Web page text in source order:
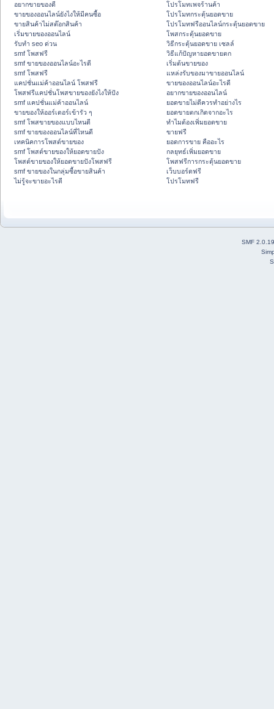
อยากขายของดี
ขายของออนไลน์ยังไงให้มีคนซื้อ
ขายสินค้าไม่สต๊อกสินค้า
เริ่มขายของออนไลน์
รับทำ seo ด่วน
smf โพสฟรี
smf ขายของออนไลน์อะไรดี
smf โพสฟรี
แคปชั่นแม่ค้าออนไลน์ โพสฟรี
โพสฟรีแคปชั่นโพสขายของยังไงให้ปัง
smf แคปชั่นแม่ค้าออนไลน์
ขายของให้ออร์เดอร์เข้ารัว ๆ
smf โพสขายของแบบไหนดี
smf ขายของออนไลน์ที่ไหนดี
เทคนิคการโพสต์ขายของ
smf โพสต์ขายของให้ยอดขายปัง
โพสต์ขายของให้ยอดขายปังโพสฟรี
smf ขายของในกลุ่มซื้อขายสินค้า
ไม่รู้จะขายอะไรดี
โปรโมทเพจร้านค้า
โปรโมทกระตุ้นยอดขาย
โปรโมทฟรีออนไลน์กระตุ้นยอดขาย
โพสกระตุ้นยอดขาย
วิธีกระตุ้นยอดขาย เซลล์
วิธีแก้ปัญหายอดขายตก
เริ่มต้นขายของ
แหล่งรับของมาขายออนไลน์
ขายของออนไลน์อะไรดี
อยากขายของออนไลน์
ยอดขายไม่ดีควรทำอย่างไร
ยอดขายตกเกิดจากอะไร
ทำไมต้องเพิ่มยอดขาย
ขายฟรี
ยอดการขาย คืออะไร
กลยุทธ์เพิ่มยอดขาย
โพสฟรีการกระตุ้นยอดขาย
เว็บบอร์ดฟรี
โปรโมทฟรี
SMF 2.0.19